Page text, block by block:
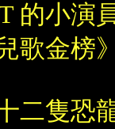
的小演
歌金榜
二隻恐